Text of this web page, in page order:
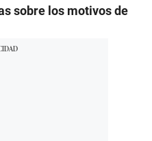
sobre los motivos de